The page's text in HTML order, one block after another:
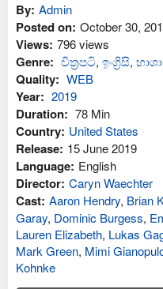
By: Admin
Posted on: October 30,
Views: 796 views
Genre: චිත්‍රපටි, ඉංග්‍රිසි, භාශා
Quality: WEB
Year: 2019
Duration: 78 Min
Country: United States
Release: 15 June 2019
Language: English
Director: Caryn Waechter
Cast: Aaron Hendry, Brian
Garay, Dominic Burgess,
Lauren Elizabeth, Lukas
Mark Green, Mimi
Kohnke